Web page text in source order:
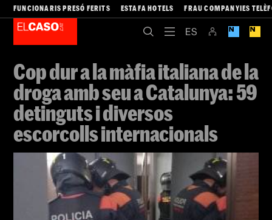
FUNCIONARIS PRESÓ FERITS ESTAFA HOTELS FRAU COMPANYIES
Cop dur a la màfia italiana de la
droga amb seu a Catalunya: 59
detinguts i diversos
escorcolls internacionals